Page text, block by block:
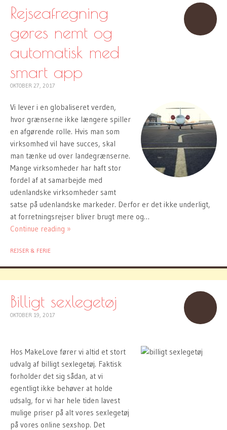
Rejseafregning
gøres nemt og
automatisk med
smart app
OKTOBER 27, 2017
Vi lever i en globaliseret verden,
hvor grænserne ikke længere spiller
en afgørende rolle. Hvis man som
virksomhed vil have succes, skal
man tænke ud over landegrænserne.
Mange virksomheder har haft stor
fordel af at samarbejde med
udenlandske virksomheder samt
satse på udenlandske markeder. Derfor er det ikke underligt,
at forretningsrejser bliver brugt mere og…
Continue reading »
REJSER & FERIE
Billigt sexlegetøj
OKTOBER 19, 2017
Hos MakeLove fører vi altid et stort
udvalg af billigt sexlegetøj. Faktisk
forholder det sig sådan, at vi
egentligt ikke behøver at holde
udsalg, for vi har hele tiden lavest
mulige priser på alt vores sexlegetøj
på vores online sexshop. Det